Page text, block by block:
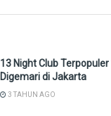
13 Night Club
Digemari di Jakarta
3 TAHUN AGO